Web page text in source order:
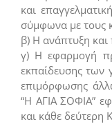
και
σύμφωνα με τους
β) Η ανάπτυξη και
γ) Η εφαρμογή
εκπαίδευσης των
επιμόρφωσης
“Η ΑΓΙΑ ΣΟΦΙΑ”
και κάθε δεύτερη